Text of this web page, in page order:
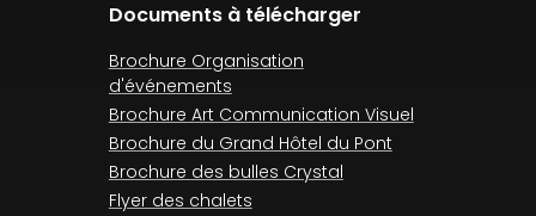
Documents à télécharger
Brochure Organisation
d'événements
Brochure Art Communication Visuel
Brochure du Grand Hôtel du Pont
Brochure des bulles Crystal
Flyer des chalets